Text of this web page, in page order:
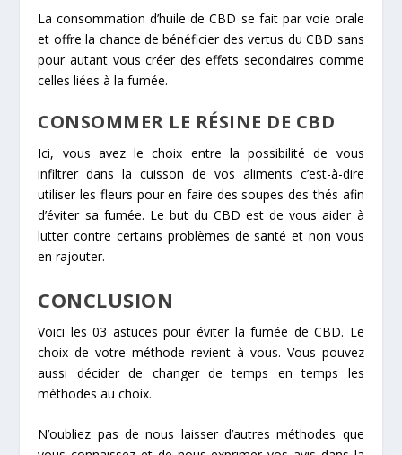
La consommation d’huile de CBD se fait par voie orale
et offre la chance de bénéficier des vertus du CBD sans
pour autant vous créer des effets secondaires comme
celles liées à la fumée.
CONSOMMER LE RÉSINE DE CBD
Ici, vous avez le choix entre la possibilité de vous
infiltrer dans la cuisson de vos aliments c’est-à-dire
utiliser les fleurs pour en faire des soupes des thés afin
d’éviter sa fumée. Le but du CBD est de vous aider à
lutter contre certains problèmes de santé et non vous
en rajouter.
CONCLUSION
Voici les 03 astuces pour éviter la fumée de CBD. Le
choix de votre méthode revient à vous. Vous pouvez
aussi décider de changer de temps en temps les
méthodes au choix.
N’oubliez pas de nous laisser d’autres méthodes que